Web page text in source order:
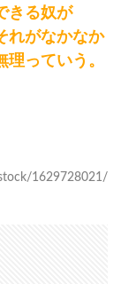
きる奴が
れがなかなか
っていう。
1629728021/